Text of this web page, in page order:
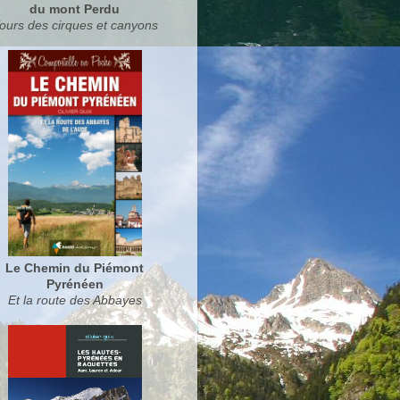
du mont Perdu
des cirques et canyons
Le Chemin du Piémont
Pyrénéen
Et la route des Abbayes